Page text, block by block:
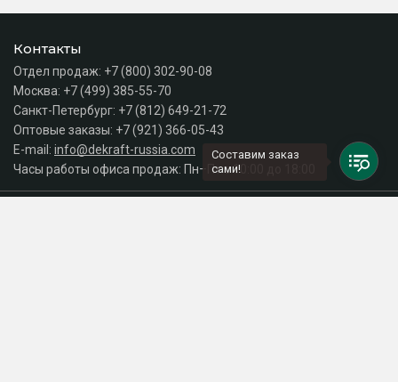
Контакты
Отдел продаж: +7 (800) 302-90-08
Москва: +7 (499) 385-55-70
Санкт-Петербург: +7 (812) 649-21-72
Оптовые заказы: +7 (921) 366-05-43
E-mail: info@dekraft-russia.com
Часы работы офиса продаж: Пн–Пт с 10:00 до 18:00
Составим заказ
сами!